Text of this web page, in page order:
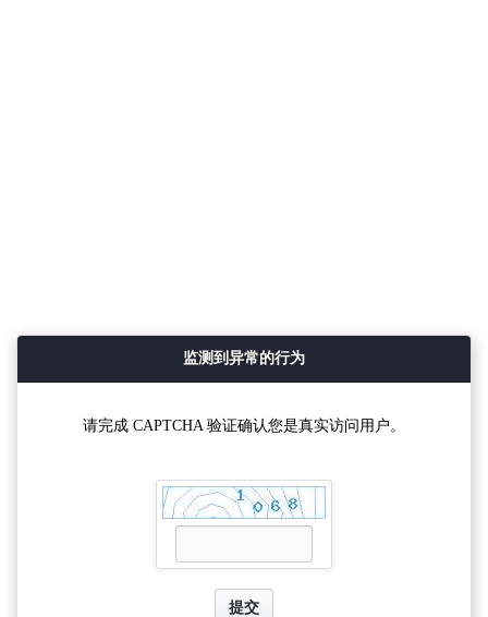
监测到异常的行为
请完成 CAPTCHA 验证确认您是真实访问用户。